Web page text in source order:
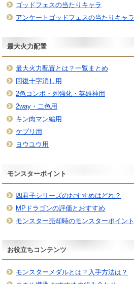
ゴッドフェスの当たりキャラ
アンケートゴッドフェスの当たりキャラ
最大火力配置
最大火力配置とは？一覧まとめ
回復十字消し用
2色コンボ・列強化・英雄神用
2way・二色用
キン肉マン編用
ケプリ用
ヨウユウ用
モンスターポイント
四君子シリーズのおすすめはどれ？
MPドラゴンの評価とおすすめ
モンスター売却時のモンスターポイント
お役立ちコンテンツ
モンスターメダルとは？入手方法は？